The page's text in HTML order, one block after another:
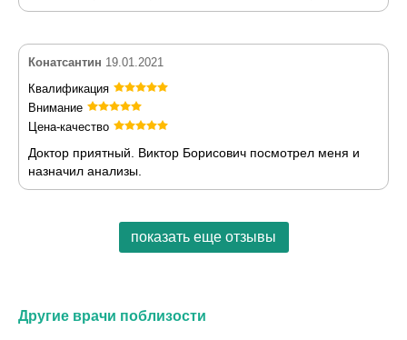
Конатсантин 19.01.2021
Квалификация
Внимание
Цена-качество
Доктор приятный. Виктор Борисович посмотрел меня и
назначил анализы.
показать еще отзывы
Другие врачи поблизости